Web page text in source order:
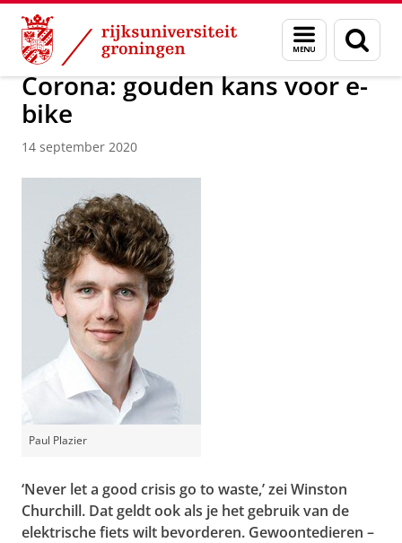
Skip
Content
Skip
Navigation
Menu
en
zoeken
Over ons Actueel Nieuws Nieuwsberichten
Corona: gouden kans voor e-
bike
14 september 2020
Paul Plazier
‘Never let a good crisis go to waste,’ zei Winston
Churchill. Dat geldt ook als je het gebruik van de
elektrische fiets wilt bevorderen. Gewoontedieren –